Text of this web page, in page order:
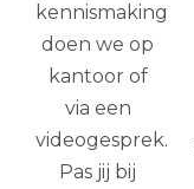
kennismaking
doen we op
kantoor of
via een
videogesprek.
Pas jij bij